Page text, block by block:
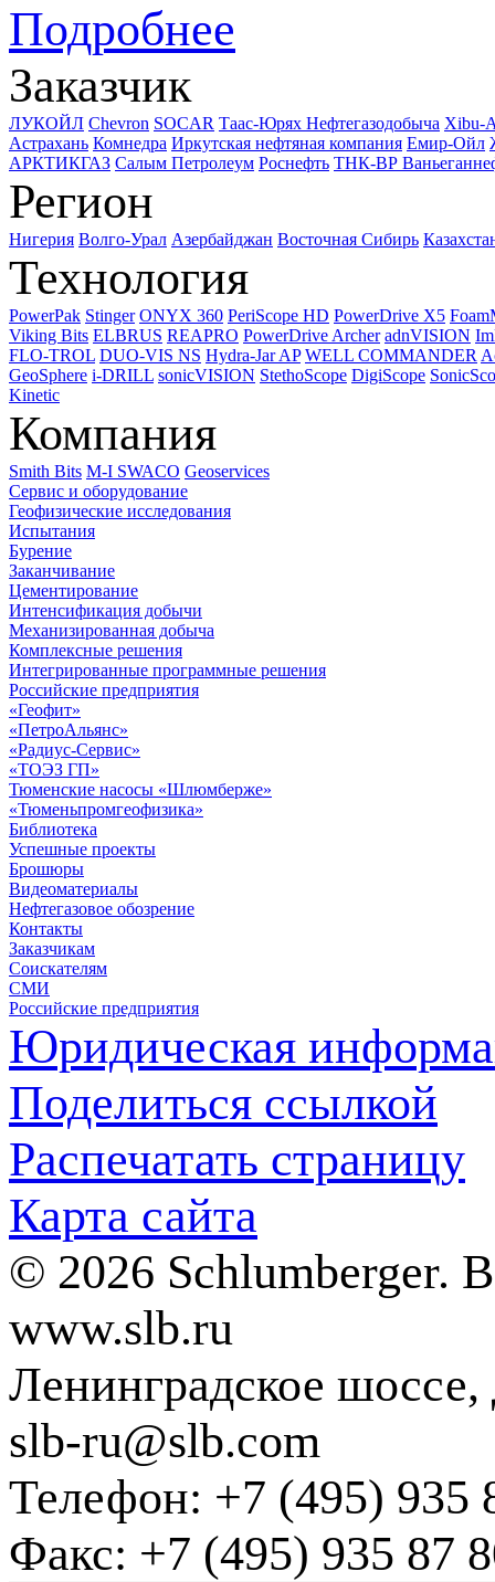
Подробнее
Заказчик
ЛУКОЙЛ Chevron SOCAR Таас-Юрях Нефтегазодобыча Xibu-
Астрахань Комнедра Иркутская нефтяная компания Емир-Ойл
АРКТИКГАЗ Салым Петролеум Роснефть ТНК-ВР
Регион
Нигерия Волго-Урал Азербайджан Восточная Сибирь
Технология
PowerPak Stinger ONYX 360 PeriScope HD PowerDrive X5
Viking Bits ELBRUS REAPRO PowerDrive Archer adnVISION
FLO-TROL DUO-VIS NS Hydra-Jar AP WELL COMMANDER
GeoSphere i-DRILL sonicVISION StethoScope DigiScope
Kinetic
Компания
Smith Bits M-I SWACO Geoservices
Сервис и оборудование
Геофизические исследования
Испытания
Бурение
Заканчивание
Цементирование
Интенсификация добычи
Механизированная добыча
Комплексные решения
Интегрированные программные решения
Российские предприятия
«Геофит»
«ПетроАльянс»
«Радиус-Сервис»
«ТОЭЗ ГП»
Тюменские насосы «Шлюмберже»
«Тюменьпромгеофизика»
Библиотека
Успешные проекты
Брошюры
Видеоматериалы
Нефтегазовое обозрение
Контакты
Заказчикам
Соискателям
СМИ
Российские предприятия
Юридическая
Поделиться ссылкой
Распечатать страницу
Карта сайта
© 2026 Schlumberger.
www.slb.ru
Ленинградское
slb-ru@slb.com
Телефон: +7 (495) 935
Факс: +7 (495) 935 87